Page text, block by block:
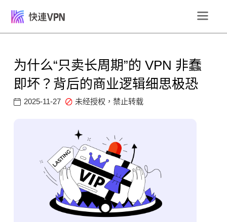
为什么“只卖长周期”的 VPN 非蠢
即坏？背后的商业逻辑细思极恐
2025-11-27 未经授权，禁止转载